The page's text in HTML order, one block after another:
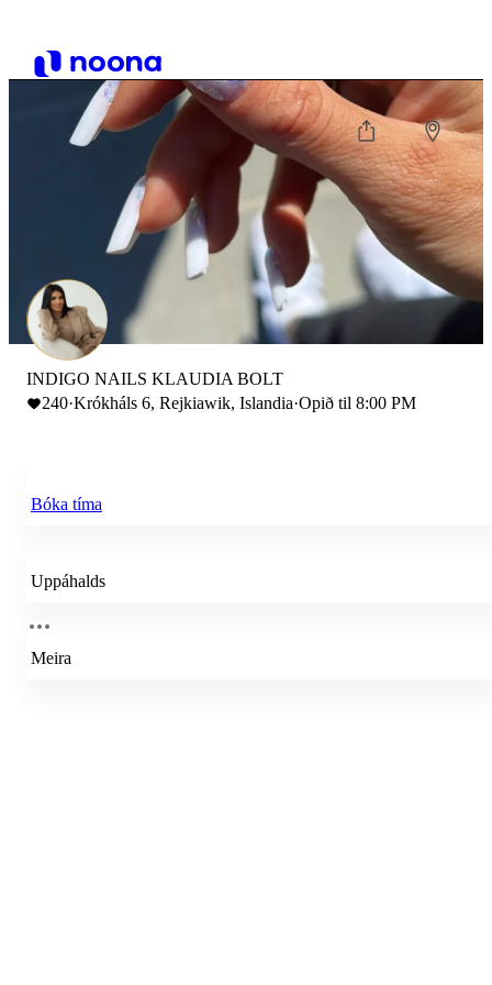
INDIGO NAILS KLAUDIA BOLT
240·Krókháls 6, Rejkiawik, Islandia·Opið til 8:00 PM
Bóka tíma
Uppáhalds
Meira